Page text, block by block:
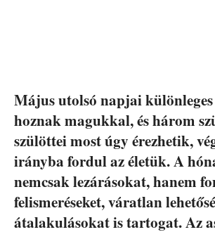
Május utolsó napjai
hoznak magukkal, és három
szülöttei most úgy érezhetik,
irányba fordul az életük. A
nemcsak lezárásokat, hanem
felismeréseket, váratlan
átalakulásokat is tartogat. Az